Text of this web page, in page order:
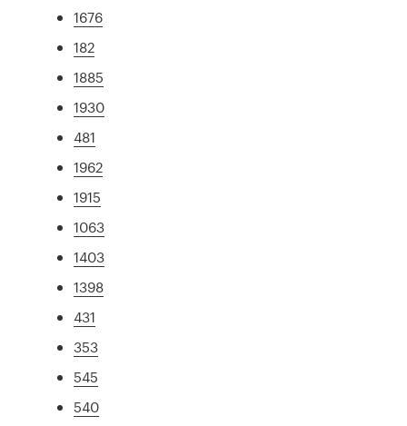
1676
182
1885
1930
481
1962
1915
1063
1403
1398
431
353
545
540